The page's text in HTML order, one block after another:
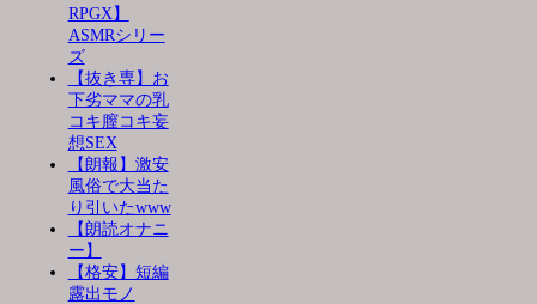
RPGX】
ASMRシリー
ズ
【抜き専】お
下劣ママの乳
コキ膣コキ妄
想SEX
【朗報】激安
風俗で大当た
り引いたwww
【朗読オナニ
ー】
【格安】短編
露出モノ